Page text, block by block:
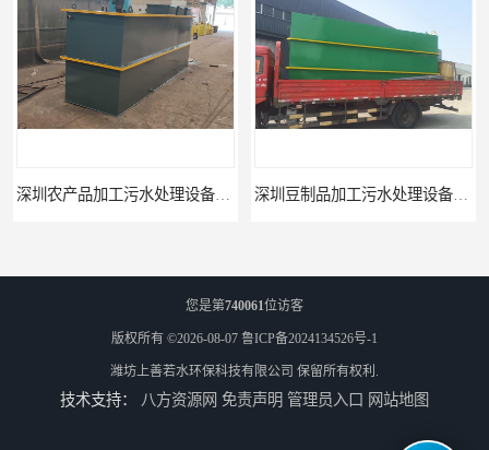
您是第740061位访客
版权所有 ©2026-08-07 鲁ICP备2024134526号-1
潍坊上善若水环保科技有限公司 保留所有权利.
技术支持： 八方资源网 免责声明 管理员入口 网站地图